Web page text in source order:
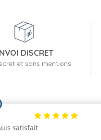
DISCRET
et sans mentions